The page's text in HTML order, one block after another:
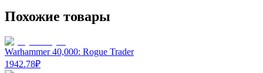
Похожие товары
Warhammer 40,000: Rogue Trader
1942.78₽